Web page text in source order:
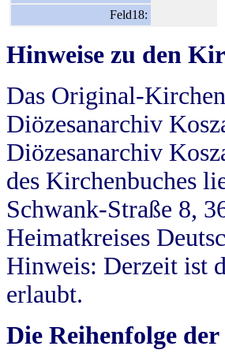
Feld18:
Hinweise zu den
Das Original-
Diözesanarchiv
Diözesanarchiv
des Kirchenbuches
Schwank-Straße 8,
Heimatkreises
Hinweis: Derzeit ist
erlaubt.
Die Reihenfolge